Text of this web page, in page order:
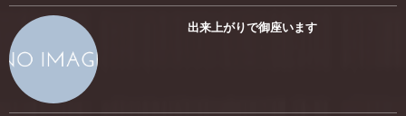
出来上がりで御座います